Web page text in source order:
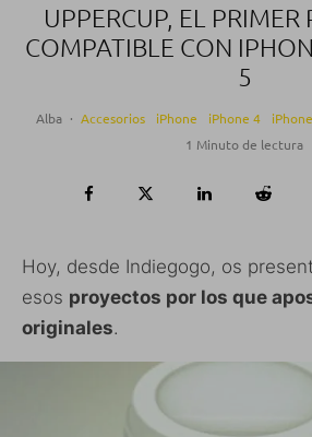
UPPERCUP, EL PRIMER
COMPATIBLE CON
5
Alba · Accesorios iPhone iPhone 4
1 Minuto de lectura
Hoy, desde Indiegogo, os
esos proyectos por los que
originales.